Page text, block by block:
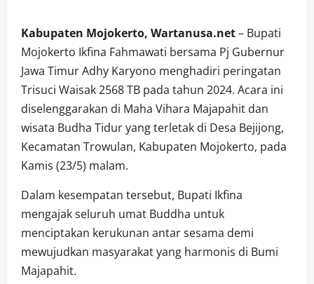
Kabupaten Mojokerto, Wartanusa.net– Bupati
Mojokerto Ikfina Fahmawati bersama Pj Gubernur
Jawa Timur Adhy Karyono menghadiri peringatan
Trisuci Waisak 2568 TB pada tahun 2024. Acara ini
diselenggarakan di Maha Vihara Majapahit dan
wisata Budha Tidur yang terletak di Desa Bejijong,
Kecamatan Trowulan, Kabupaten Mojokerto, pada
Kamis (23/5) malam.
Dalam kesempatan tersebut, Bupati Ikfina
mengajak seluruh umat Buddha untuk
menciptakan kerukunan antar sesama demi
mewujudkan masyarakat yang harmonis di Bumi
Majapahit.